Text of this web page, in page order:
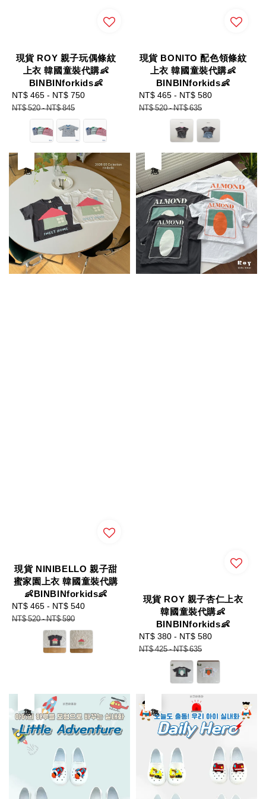
現貨 ROY 親子玩偶條紋
上衣 韓國童裝代購👶
BINBINforkids👶
Sale
price
NT$ 465 - NT$ 750
NT$ 520-NT$ 845
現貨 BONITO 配色領條紋
上衣 韓國童裝代購👶
BINBINforkids👶
Sale
price
NT$ 465 - NT$ 580
NT$ 520-NT$ 635
現貨 NINIBELLO 親子甜
蜜家園上衣 韓國童裝代購
👶BINBINforkids👶
Sale
price
NT$ 465 - NT$ 540
NT$ 520-NT$ 590
現貨 ROY 親子杏仁上衣
韓國童裝代購👶
BINBINforkids👶
Sale
price
NT$ 380 - NT$ 580
NT$ 425-NT$ 635